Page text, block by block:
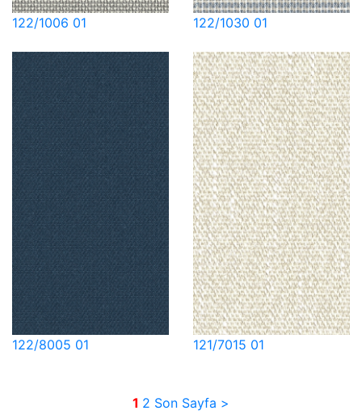
122/1006 01 122/1030 01
122/8005 01 121/7015 01
1 2 Son Sayfa >